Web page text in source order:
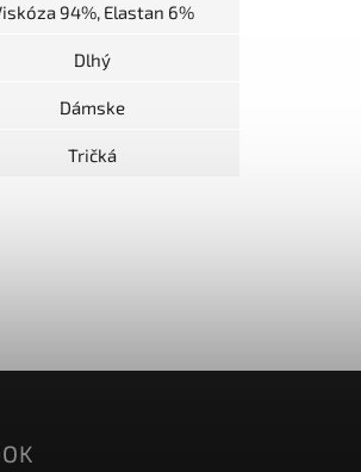
94%, Elastan 6%
Dlhý
Dámske
Tričká